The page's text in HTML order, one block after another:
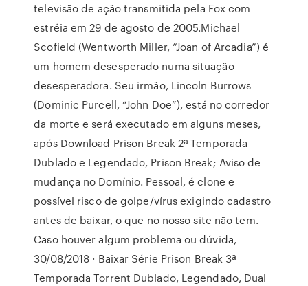
televisão de ação transmitida pela Fox com
estréia em 29 de agosto de 2005.Michael
Scofield (Wentworth Miller, “Joan of Arcadia”) é
um homem desesperado numa situação
desesperadora. Seu irmão, Lincoln Burrows
(Dominic Purcell, “John Doe”), está no corredor
da morte e será executado em alguns meses,
após Download Prison Break 2ª Temporada
Dublado e Legendado, Prison Break; Aviso de
mudança no Domínio. Pessoal, é clone e
possível risco de golpe/vírus exigindo cadastro
antes de baixar, o que no nosso site não tem.
Caso houver algum problema ou dúvida,
30/08/2018 · Baixar Série Prison Break 3ª
Temporada Torrent Dublado, Legendado, Dual